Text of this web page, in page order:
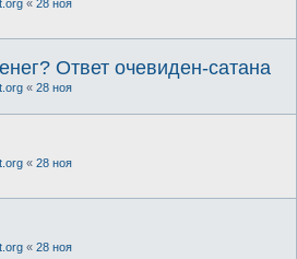
« 28 ноя
Ответ очевиден-сатана
« 28 ноя
« 28 ноя
« 28 ноя